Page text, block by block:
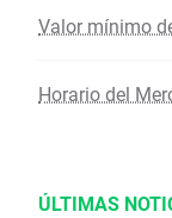
Valor mínimo
Horario del
ÚLTIMAS